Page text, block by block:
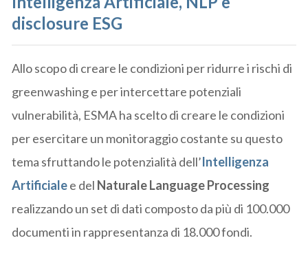
disclosure ESG
Allo scopo di creare le condizioni per ridurre i rischi di
greenwashing e per intercettare potenziali
vulnerabilità, ESMA ha scelto di creare le condizioni
per esercitare un monitoraggio costante su questo
tema sfruttando le potenzialità dell’Intelligenza
Artificialee del Naturale Language Processing
realizzando un set di dati composto da più di 100.000
documenti in rappresentanza di 18.000 fondi.